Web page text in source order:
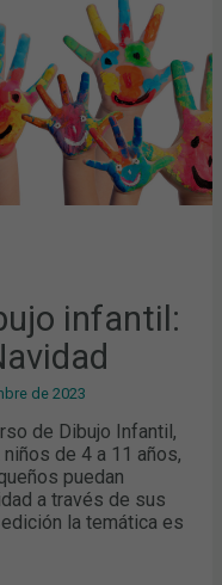
infantil:
de 2023
de Dibujo Infantil,
de 4 a 11 años,
puedan
a través de sus
la temática es